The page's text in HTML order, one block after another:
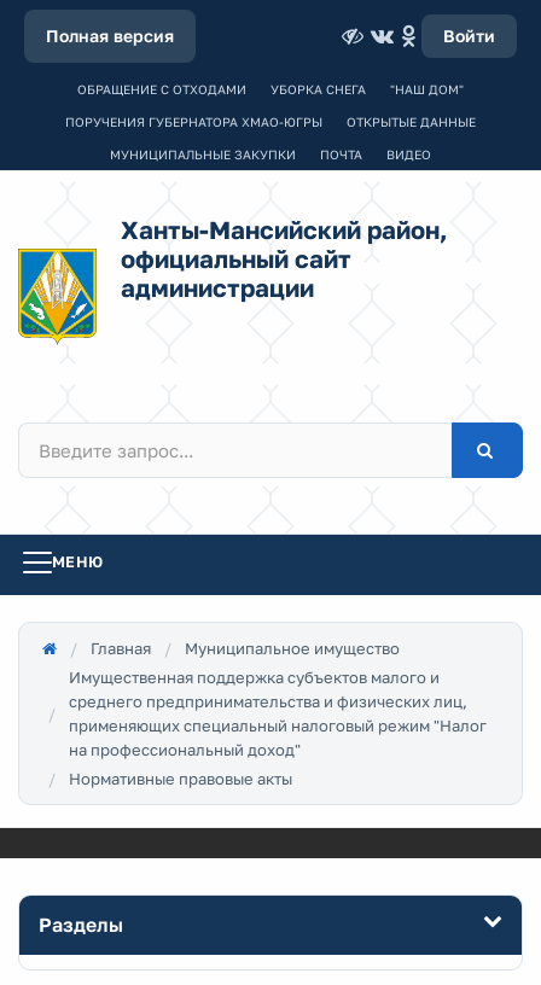
Полная версия Войти
ОБРАЩЕНИЕ С ОТХОДАМИ УБОРКА СНЕГА "НАШ ДОМ"
ПОРУЧЕНИЯ ГУБЕРНАТОРА ХМАО-ЮГРЫ ОТКРЫТЫЕ ДАННЫЕ
МУНИЦИПАЛЬНЫЕ ЗАКУПКИ ПОЧТА ВИДЕО
Ханты-Мансийский район,
официальный сайт
администрации
МЕНЮ
Главная
Муниципальное имущество
Имущественная поддержка субъектов малого и
среднего предпринимательства и физических лиц,
применяющих специальный налоговый режим "Налог
на профессиональный доход"
Нормативные правовые акты
Разделы